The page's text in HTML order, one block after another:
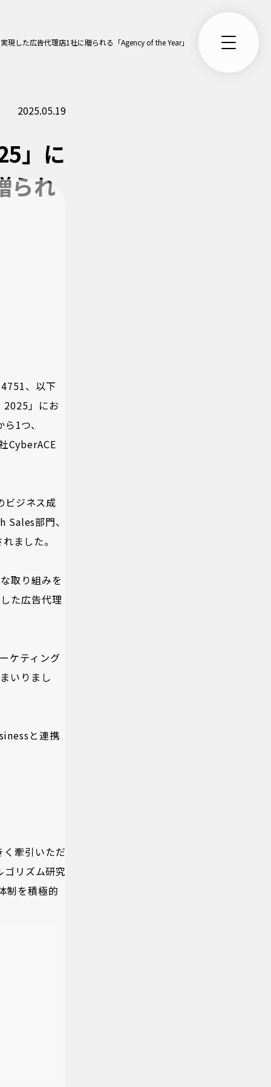
現した広告代理店1社に贈られる「Agency of the Year」を受賞
2025.05.19
」に
られ
、以下
」にお
1つ、
CyberACE
ジネス成
部門、
ました。
取り組みを
た広告代理
ケティング
いりまし
と連携
く牽引いただ
リズム研究
制を積極的